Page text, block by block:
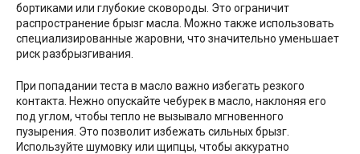
бортиками или глубокие сковороды. Это ограничит
распространение брызг масла. Можно также использовать
специализированные жаровни, что значительно уменьшает
риск разбрызгивания.
При попадании теста в масло важно избегать резкого
контакта. Нежно опускайте чебурек в масло, наклоняя его
под углом, чтобы тепло не вызывало мгновенного
пузырения. Это позволит избежать сильных брызг.
Используйте шумовку или щипцы, чтобы аккуратно